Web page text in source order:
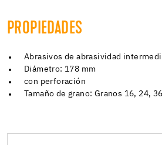
PROPIEDADES
Abrasivos de abrasividad
Diámetro: 178 mm
con perforación
Tamaño de grano: Granos 16, 24,